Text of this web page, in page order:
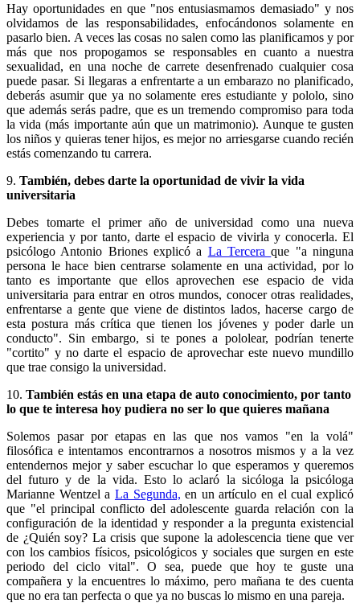
Hay oportunidades en que "nos entusiasmamos demasiado" y nos
olvidamos de las responsabilidades, enfocándonos solamente en
pasarlo bien. A veces las cosas no salen como las planificamos y por
más que nos propogamos se responsables en cuanto a nuestra
sexualidad, en una noche de carrete desenfrenado cualquier cosa
puede pasar. Si llegaras a enfrentarte a un embarazo no planificado,
deberás asumir que ya no solamente eres estudiante y pololo, sino
que además serás padre, que es un tremendo compromiso para toda
la vida (más importante aún que un matrimonio). Aunque te gusten
los niños y quieras tener hijos, es mejor no arriesgarse cuando recién
estás comenzando tu carrera.
9. También, debes darte la oportunidad de vivir la vida
universitaria
Debes tomarte el primer año de universidad como una nueva
experiencia y por tanto, darte el espacio de vivirla y conocerla. El
psicólogo Antonio Briones explicó a La Terceraque "a ninguna
persona le hace bien centrarse solamente en una actividad, por lo
tanto es importante que ellos aprovechen ese espacio de vida
universitaria para entrar en otros mundos, conocer otras realidades,
enfrentarse a gente que viene de distintos lados, hacerse cargo de
esta postura más crítica que tienen los jóvenes y poder darle un
conducto". Sin embargo, si te pones a pololear, podrían tenerte
"cortito" y no darte el espacio de aprovechar este nuevo mundillo
que trae consigo la universidad.
10. También estás en una etapa de auto conocimiento, por tanto
lo que te interesa hoy pudiera no ser lo que quieres mañana
Solemos pasar por etapas en las que nos vamos "en la volá"
filosófica e intentamos encontrarnos a nosotros mismos y a la vez
entendernos mejor y saber escuchar lo que esperamos y queremos
del futuro y de la vida. Esto lo aclaró la sicóloga la psicóloga
Marianne Wentzel a La Segunda, en un artículo en el cual explicó
que "el principal conflicto del adolescente guarda relación con la
configuración de la identidad y responder a la pregunta existencial
de ¿Quién soy? La crisis que supone la adolescencia tiene que ver
con los cambios físicos, psicológicos y sociales que surgen en este
periodo del ciclo vital". O sea, puede que hoy te guste una
compañera y la encuentres lo máximo, pero mañana te des cuenta
que no era tan perfecta o que ya no buscas lo mismo en una pareja.